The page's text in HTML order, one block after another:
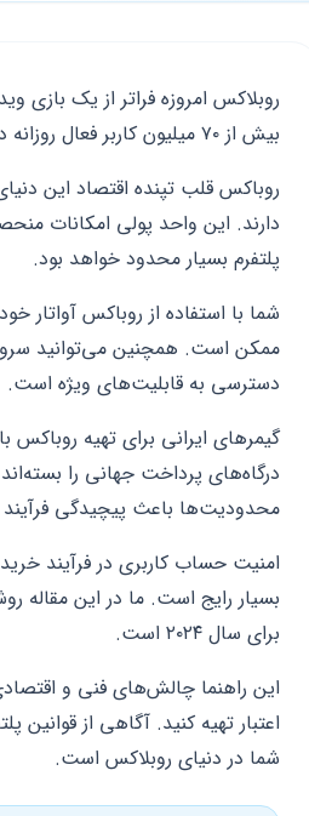
روبلاکس امروزه فراتر از یک
بیش از ۷۰ میلیون کاربر فعال روزانه در آن حضور دارند. تعاملات اجتماعی و اقتصادی در این فضا جریان دارد.
روباکس قلب تپنده اقتصاد این
دارند. این واحد پولی امکانات
پلتفرم بسیار محدود خواهد بود.
شما با استفاده از روباکس
ممکن است. همچنین می‌توانید
دسترسی به قابلیت‌های ویژه است.
گیمرهای ایرانی برای تهیه
درگاه‌های پرداخت جهانی را
محدودیت‌ها باعث پیچیدگی
امنیت حساب کاربری در فرآیند خرید
بسیار رایج است. ما در این مقاله
برای سال ۲۰۲۴ است.
این راهنما چالش‌های فنی و
اعتبار تهیه کنید. آگاهی از
شما در دنیای روبلاکس است.